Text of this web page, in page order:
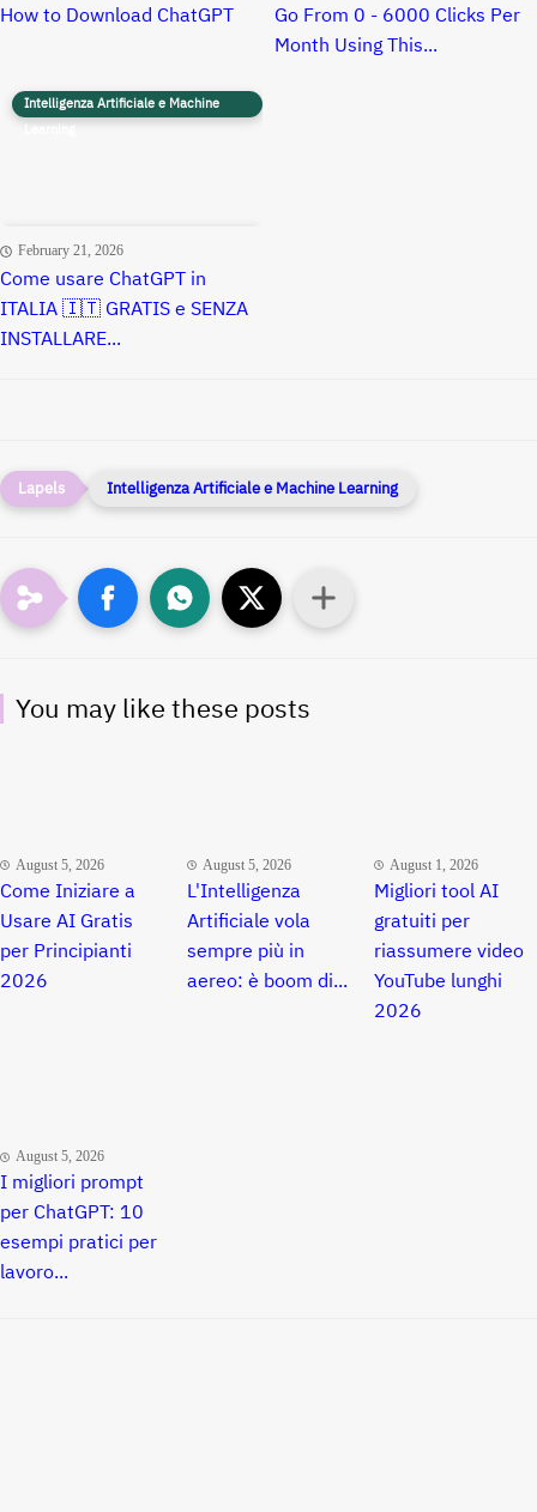
How to Download ChatGPT
Go From 0 - 6000 Clicks Per
Month Using This...
Intelligenza Artificiale e Machine
Learning
February 21, 2026
Come usare ChatGPT in
ITALIA 🇮🇹 GRATIS e SENZA
INSTALLARE...
Intelligenza Artificiale e Machine Learning
You may like these posts
August 5, 2026
Come Iniziare a
Usare AI Gratis
per Principianti
2026
August 5, 2026
L'Intelligenza
Artificiale vola
sempre più in
aereo: è boom di...
August 1, 2026
Migliori tool AI
gratuiti per
riassumere video
YouTube lunghi
2026
August 5, 2026
I migliori prompt
per ChatGPT: 10
esempi pratici per
lavoro...